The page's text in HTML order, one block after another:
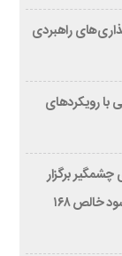
راهبردی
با رویکردهای
برگزار
شد/ انصاری نیک: تولید از ۵ میلیون تن فراتر رفت/ سود خالص ۱۶۸